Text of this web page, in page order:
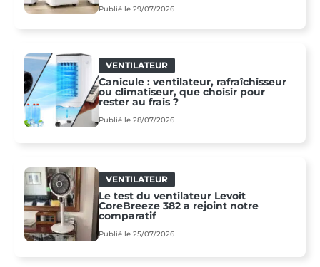
Publié le 29/07/2026
VENTILATEUR
Canicule : ventilateur, rafraîchisseur
ou climatiseur, que choisir pour
rester au frais ?
Publié le 28/07/2026
VENTILATEUR
Le test du ventilateur Levoit
CoreBreeze 382 a rejoint notre
comparatif
Publié le 25/07/2026